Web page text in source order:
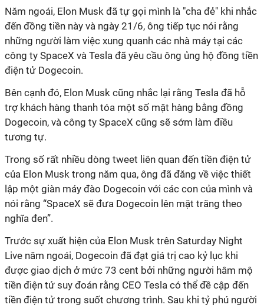
Năm ngoái, Elon Musk đã tự gọi mình là "cha đẻ" khi nhắc
đến đồng tiền này và ngày 21/6, ông tiếp tục nói rằng
những người làm việc xung quanh các nhà máy tại các
công ty SpaceX và Tesla đã yêu cầu ông ủng hộ đồng tiền
điện tử Dogecoin.
Bên cạnh đó, Elon Musk cũng nhắc lại rằng Tesla đã hỗ
trợ khách hàng thanh tóa một số mặt hàng bằng đồng
Dogecoin, và công ty SpaceX cũng sẽ sớm làm điều
tương tự.
Trong số rất nhiều dòng tweet liên quan đến tiền điện tử
của Elon Musk trong năm qua, ông đã đăng về việc thiết
lập một giàn máy đào Dogecoin với các con của mình và
nói rằng “SpaceX sẽ đưa Dogecoin lên mặt trăng theo
nghĩa đen”.
Trước sự xuất hiện của Elon Musk trên Saturday Night
Live năm ngoái, Dogecoin đã đạt giá trị cao kỷ lục khi
được giao dịch ở mức 73 cent bởi những người hâm mộ
tiền điện tử suy đoán rằng CEO Tesla có thể đề cập đến
tiền điện tử trong suốt chương trình. Sau khi tỷ phú người